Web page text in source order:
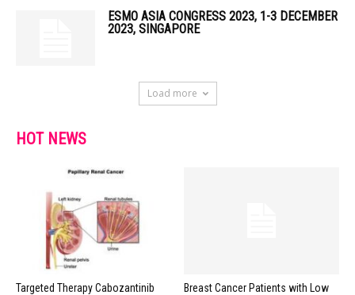
ESMO ASIA CONGRESS 2023, 1-3 DECEMBER
2023, SINGAPORE
Load more
HOT NEWS
Targeted Therapy Cabozantinib
Breast Cancer Patients with Low